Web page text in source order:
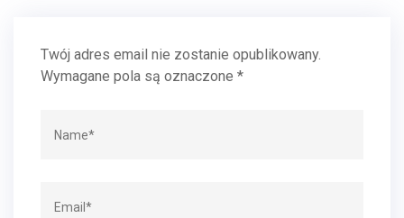
Twój adres email nie zostanie opublikowany.
Wymagane pola są oznaczone *